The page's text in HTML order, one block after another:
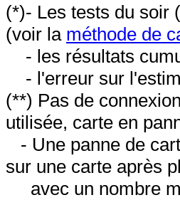
(*)- Les tests du soir (
(voir la méthode de
- les résultats
- l'erreur sur
(**) Pas de
utilisée, carte en
- Une panne de
sur une carte après
avec un nombre